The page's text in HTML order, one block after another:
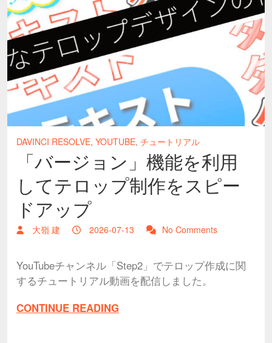
DAVINCI RESOLVE, YOUTUBE, チュートリアル
「バージョン」機能を利用
してテロップ制作をスピー
ドアップ
大嶺 建 2026-07-13 No Comments
YouTubeチャンネル「Step2」でテロップ作成に関
するチュートリアル動画を配信しました。
CONTINUE READING